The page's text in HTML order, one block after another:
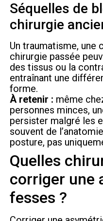
Séquelles de
chirurgie
Un traumatisme, une
chirurgie passée
des tissus ou la
entraînant une
forme.
À retenir : même
personnes minces,
persister malgré les
souvent de
posture, pas
Quelles
corriger une
fesses ?